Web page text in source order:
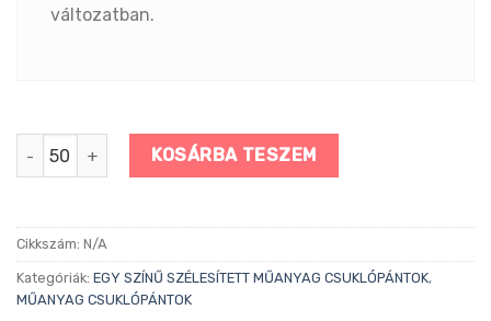
változatban.
Szélesített PIROS csuklópánt mennyiség
KOSÁRBA TESZEM
Cikkszám: N/A
Kategóriák: EGY SZÍNŰ SZÉLESÍTETT MŰANYAG CSUKLÓPÁNTOK,
MŰANYAG CSUKLÓPÁNTOK